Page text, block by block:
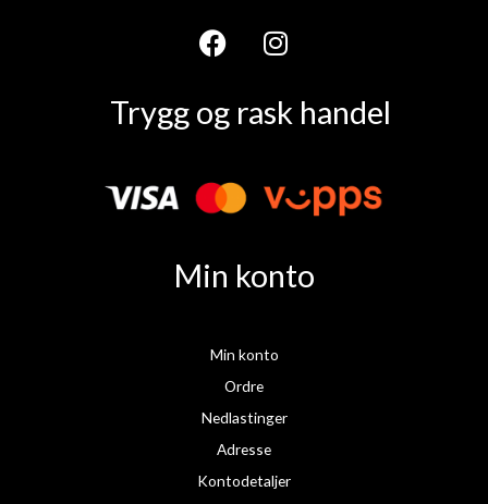
F
c
b
o
I
n
s
g
m
Trygg og rask handel
Min konto
Min konto
Ordre
Nedlastinger
Adresse
Kontodetaljer